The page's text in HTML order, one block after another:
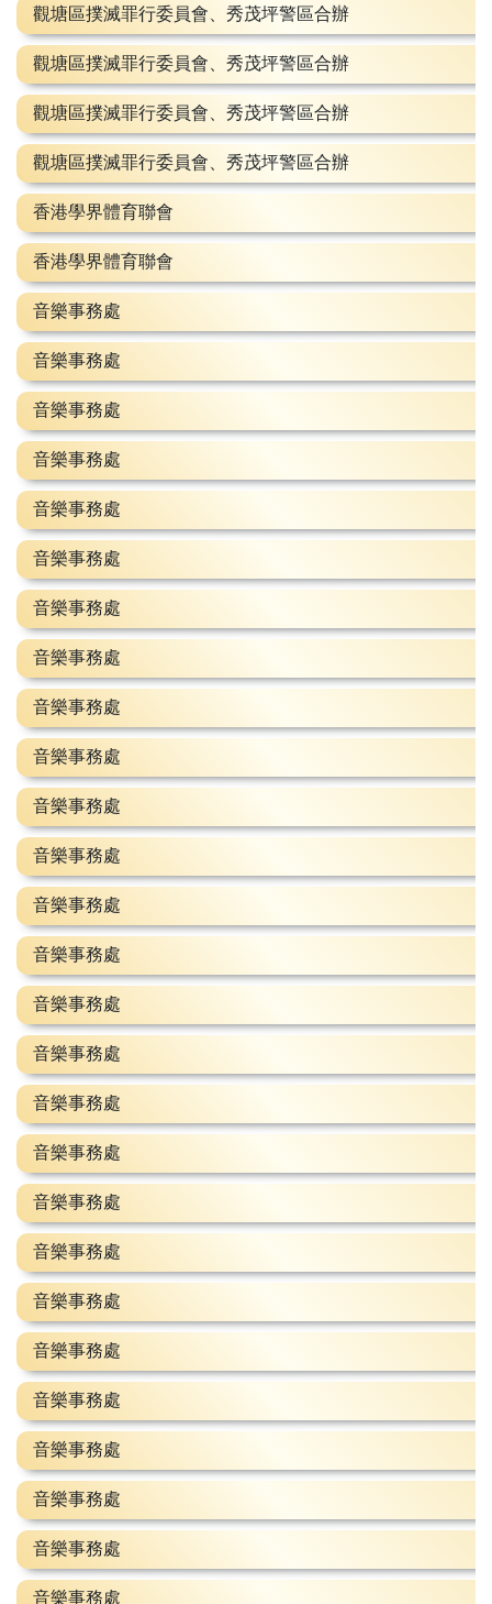
觀塘區撲滅罪行委員會、秀茂坪警區合辦
觀塘區撲滅罪行委員會、秀茂坪警區合辦
觀塘區撲滅罪行委員會、秀茂坪警區合辦
觀塘區撲滅罪行委員會、秀茂坪警區合辦
香港學界體育聯會
香港學界體育聯會
音樂事務處
音樂事務處
音樂事務處
音樂事務處
音樂事務處
音樂事務處
音樂事務處
音樂事務處
音樂事務處
音樂事務處
音樂事務處
音樂事務處
音樂事務處
音樂事務處
音樂事務處
音樂事務處
音樂事務處
音樂事務處
音樂事務處
音樂事務處
音樂事務處
音樂事務處
音樂事務處
音樂事務處
音樂事務處
音樂事務處
音樂事務處